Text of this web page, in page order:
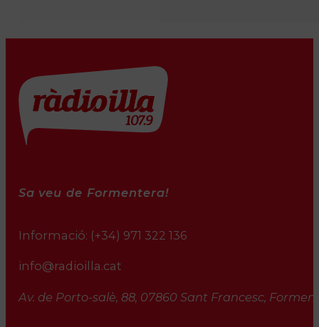
Sa veu de Formentera!
Informació: (+34) 971 322 136
info@radioilla.cat
Av. de Porto-salè, 88, 07860 Sant Francesc,